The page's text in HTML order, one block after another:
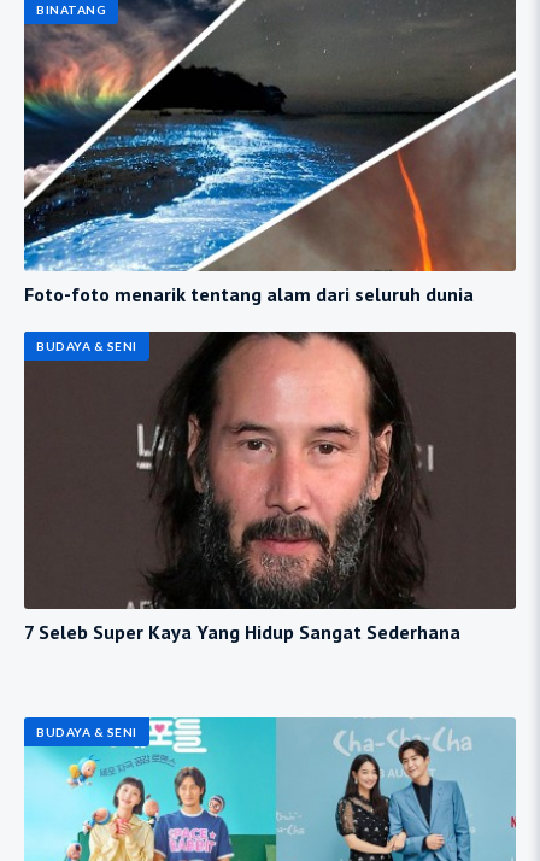
BINATANG
Foto-foto menarik tentang alam dari seluruh dunia
BUDAYA & SENI
7 Seleb Super Kaya Yang Hidup Sangat Sederhana
BUDAYA & SENI